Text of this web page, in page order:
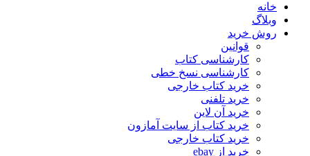
خانه
وبلاگ
روش خرید
قوانین
کارشناسی کتاب
کارشناسی نسخ خطی
خرید کتاب خارجی
خرید تلفنی
خرید آن لاین
خرید کتاب از سایت آمازون
خرید کتاب خارجی
خرید از ebay